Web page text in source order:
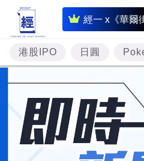
經一 x《華爾
即
時
財
經
專
題
投
資
港股IPO 日圓